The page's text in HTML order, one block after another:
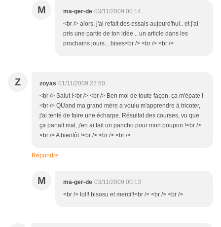
M ma-ger-de 03/11/2009 00:14
<br /> alors, j'ai refait des essais aujourd'hui.. et j'ai
pris une partie de ton idée... un article dans les
prochains jours... bises<br /> <br /> <br />
Z zoyas 01/11/2009 22:50
<br /> Salut !<br /> <br /> Ben moi de toute façon, ça m'épate !
<br /> QUand ma grand mère a voulu m'apprendre à tricoter,
j'ai tenté de faire une écharpe. Résultat des courses, vu que
ça partait mal, j'en ai fait un pancho pour mon poupon !<br />
<br /> A bientôt !<br /> <br /> <br />
Répondre
M ma-ger-de 03/11/2009 00:13
<br /> lol!! bisosu et merci!!<br /> <br /> <br />